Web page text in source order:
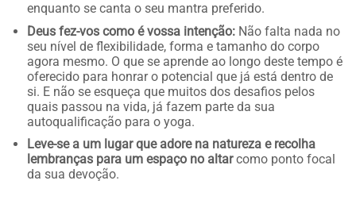
enquanto se canta o seu mantra preferido.
Deus fez-vos como é vossa intenção: Não falta nada no
seu nível de flexibilidade, forma e tamanho do corpo
agora mesmo. O que se aprende ao longo deste tempo é
oferecido para honrar o potencial que já está dentro de
si. E não se esqueça que muitos dos desafios pelos
quais passou na vida, já fazem parte da sua
autoqualificação para o yoga.
Leve-se a um lugar que adore na natureza e recolha
lembranças para um espaço no altarcomo ponto focal
da sua devoção.